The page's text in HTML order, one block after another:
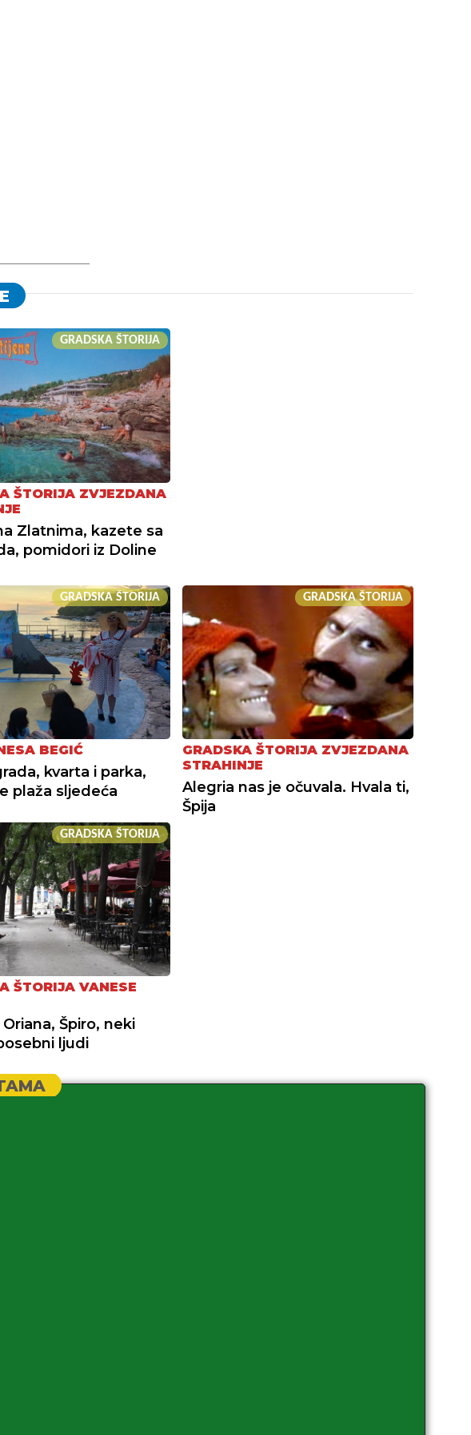
GRADSKA ŠTORIJA
ŠTORIJA ZVJEZDANA
Zlatnima, kazete sa
pomidori iz Doline
GRADSKA ŠTORIJA
BEGIĆ
kvarta i parka,
plaža sljedeća
GRADSKA ŠTORIJA
GRADSKA ŠTORIJA ZVJEZDANA
STRAHINJE
Alegria nas je očuvala. Hvala ti,
Špija
GRADSKA ŠTORIJA
ŠTORIJA VANESE
Špiro, neki
ljudi